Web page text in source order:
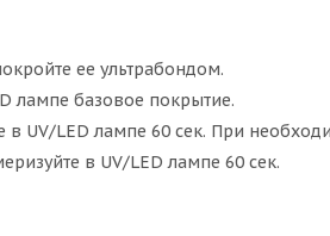
ее ультрабондом.
лампе базовое покрытие.
в UV/LED лампе 60 сек. При
в UV/LED лампе 60 сек.